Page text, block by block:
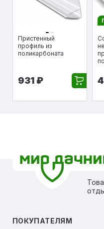
Пристенный
профиль из
поликарбоната
931 ₽
ПОКУПАТЕЛЯМ